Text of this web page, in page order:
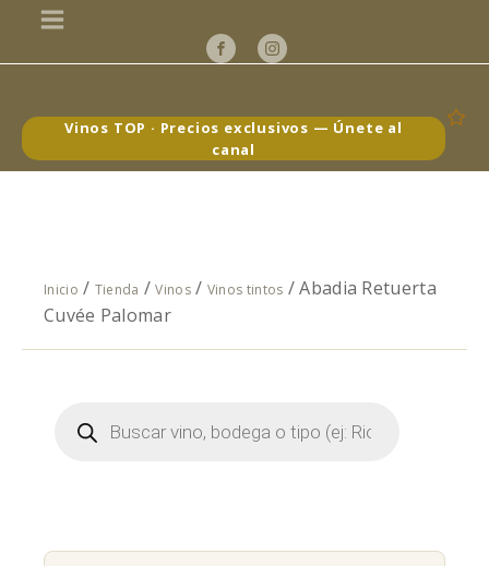
Vinos TOP · Precios exclusivos — Únete al
canal
Inicio / Tienda /Vinos/ Vinos tintos / Abadia Retuerta
Cuvée Palomar
Búsqueda